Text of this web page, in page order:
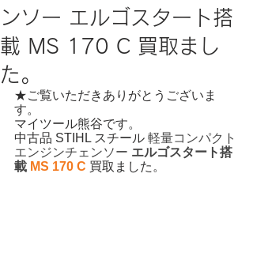
ンソー エルゴスタート搭
載 MS 170 C 買取まし
た。
★ご覧いただきありがとうございま
す。
マイツール熊谷です。
中古品 STIHL スチール 軽量コンパクト
エンジンチェンソー エルゴスタート搭
載 MS 170 C 買取ました。